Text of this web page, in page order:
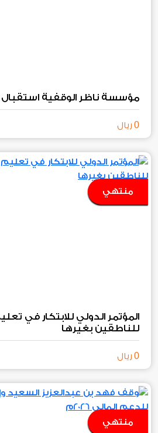
مؤسسة ناظر الوقفية استقبال
0 ريال
منتهي
المؤتمر الدولي للابتكار في
للناطقين بغيرها
0 ريال
منتهي